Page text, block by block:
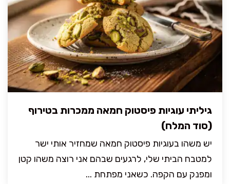
גיליתי עוגיות פיסטוק חמאה ממכרות בטירוף
(סוד המלח)
יש משהו בעוגיות פיסטוק חמאה שמחזיר אותי ישר
למטבח הביתי שלי, לרגעים שבהם אני רוצה משהו קטן
ומפנק עם הקפה. כשאני מפתחת ...